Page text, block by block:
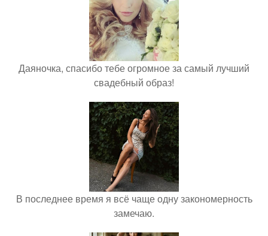
Даяночка, спасибо тебе огромное за самый лучший
свадебный образ!
В последнее время я всё чаще одну закономерность
замечаю.